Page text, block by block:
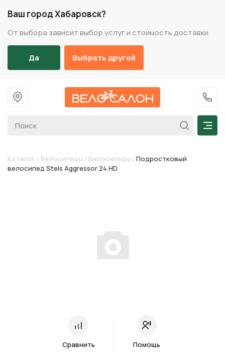
Ваш город Хабаровск?
От выбора зависит выбор услуг и стоимость доставки
Да Выбрать другой
На главную
+7
Каталог / Велосипеды / Велосипеды / Подростковый
велосипед Stels Aggressor 24 HD
Сравнить
Помощь